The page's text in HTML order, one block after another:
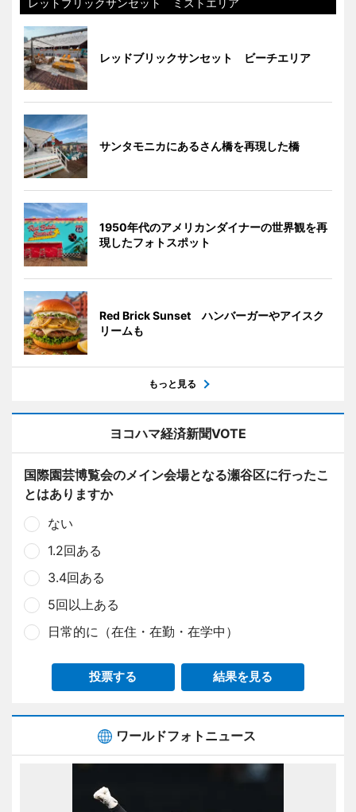
レットブリックサンセット ミストエリア
レッドブリックサンセット ビーチエリア
サンタモニカにあるさん橋を再現した橋
1950年代のアメリカンダイナーの世界観を再
現したフォトスポット
Red Brick Sunset ハンバーガーやアイスク
リームも
もっと見る
ヨコハマ経済新聞VOTE
国際園芸博覧会のメイン会場となる瀬谷区に行ったこ
とはありますか
ない
1.2回ある
3.4回ある
5回以上ある
日常的に（在住・在勤・在学中）
投票する 結果を見る
ワールドフォトニュース